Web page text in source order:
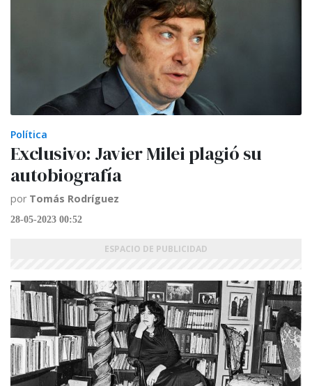
Política
Exclusivo: Javier Milei plagió su
autobiografía
por Tomás Rodríguez
28-05-2023 00:52